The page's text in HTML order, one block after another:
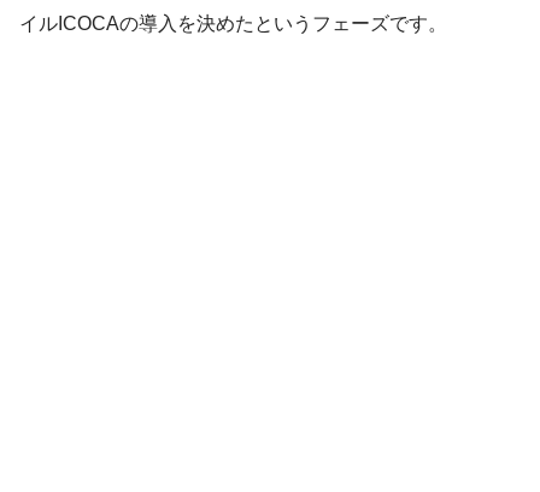
イルICOCAの導入を決めたというフェーズです。